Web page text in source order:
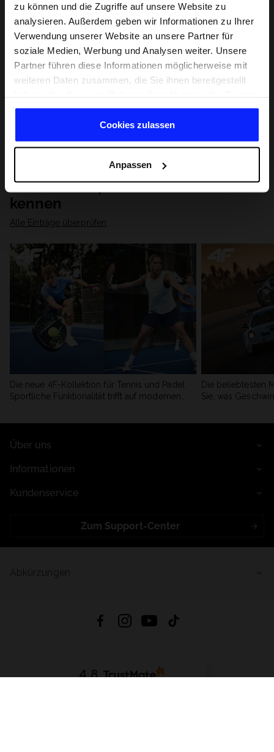
zu können und die Zugriffe auf unsere Website zu
analysieren. Außerdem geben wir Informationen zu Ihrer
Verwendung unserer Website an unsere Partner für
soziale Medien, Werbung und Analysen weiter. Unsere
Partner führen diese Informationen möglicherweise mit
weiteren Daten zusammen, die Sie ihnen bereitgestellt
gesammelt haben.
Cookies zulassen
Anpassen
Lernen Sie Sport von Grund auf
kennen
Alle Einträge überprüfen
Die neue 4F-Kollektion für Tennis und Padel.
Sportliche Funktionalität trifft auf modernen
Die beliebtesten
Sie, was
Über uns
Informationen
Kundenservice
Zum Support-Center
4.8